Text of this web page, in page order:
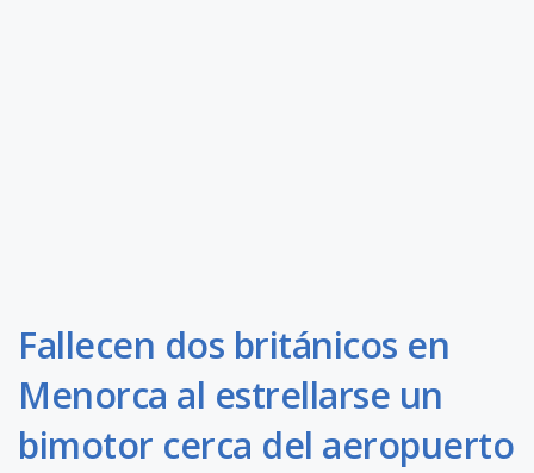
Fallecen dos británicos en
Menorca al estrellarse un
bimotor cerca del aeropuerto